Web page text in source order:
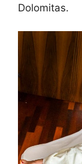
Dolomitas.